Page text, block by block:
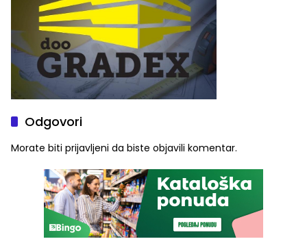
Odgovori
Morate biti prijavljeni da biste objavili komentar.